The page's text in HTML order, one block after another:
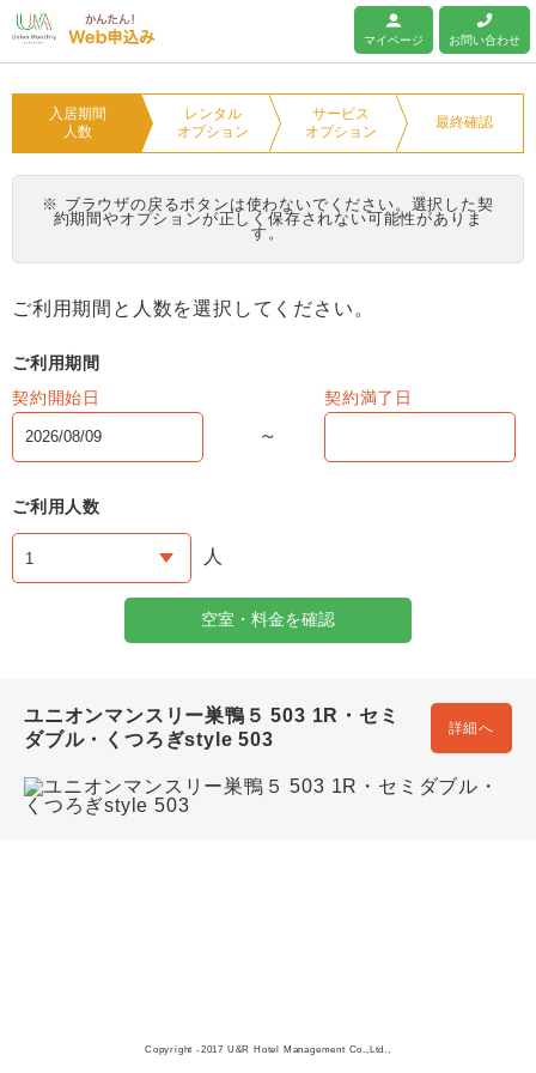
ユニオンマンスリー
マイページ お問い合わせ
入居期間
人数
レンタル
オプション
サービス
オプション
最終確認
※ ブラウザの戻るボタンは使わないでください。選択した契
約期間やオプションが正しく保存されない可能性がありま
す。
ご利用期間と人数を選択してください。
ご利用期間
契約開始日
契約満了日
ご利用人数
人
空室・料金を確認
ユニオンマンスリー巣鴨５ 503 1R・セミ
ダブル・くつろぎstyle 503
詳細へ
Copyright -2017 U&R Hotel Management Co.,Ltd.,